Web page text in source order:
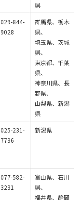
県
029-844-
9028
群馬県、栃木
県、
埼玉県、茨城
県、
東京都、千葉
県、
神奈川県、長
野県、
山梨県、新潟
県
025-231-
7736
新潟県
077-582-
3231
富山県、石川
県、
福井県、静岡